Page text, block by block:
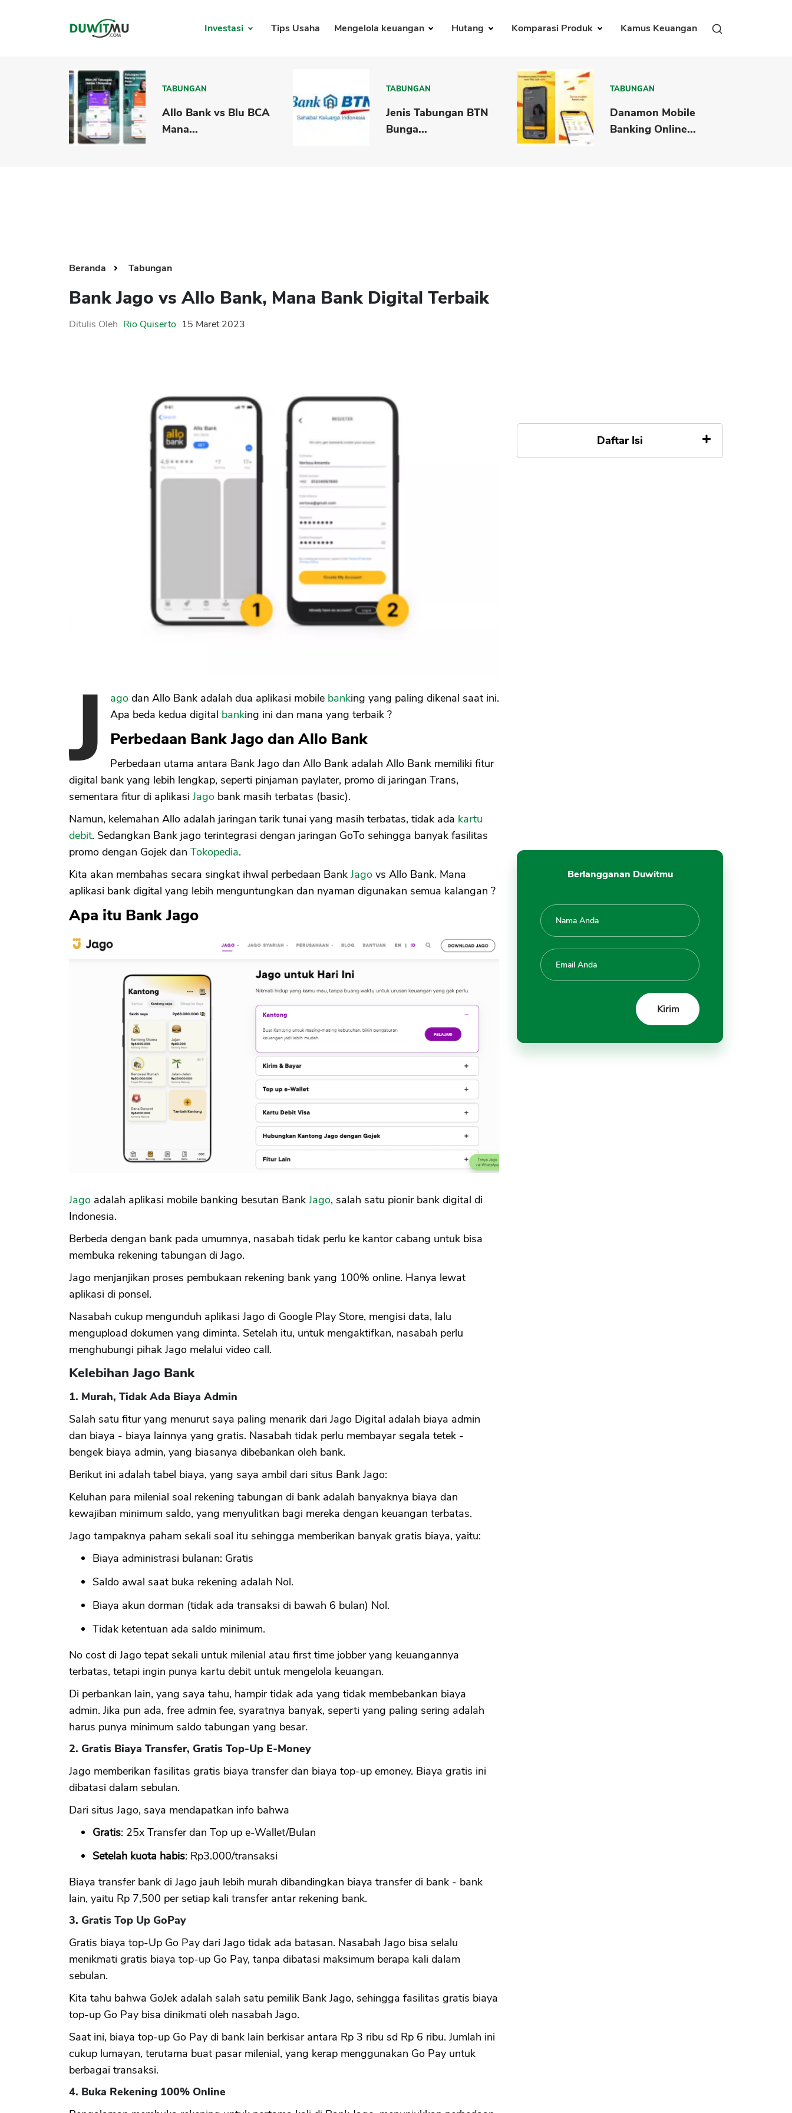
Investasi Tips Usaha Mengelola keuangan Hutang Komparasi Produk Kamus Keuangan
TABUNGAN
Allo Bank vs Blu BCA
Mana...
TABUNGAN
Jenis Tabungan BTN
Bunga...
TABUNGAN
Danamon Mobile
Banking Online...
Beranda Tabungan
Bank Jago vs Allo Bank, Mana Bank Digital Terbaik
Ditulis Oleh Rio Quiserto 15 Maret 2023
J ago dan Allo Bank adalah dua aplikasi mobile banking yang paling dikenal saat ini.
Apa beda kedua digital banking ini dan mana yang terbaik ?
Perbedaan Bank Jago dan Allo Bank
Perbedaan utama antara Bank Jago dan Allo Bank adalah Allo Bank memiliki fitur
digital bank yang lebih lengkap, seperti pinjaman paylater, promo di jaringan Trans,
sementara fitur di aplikasi Jago bank masih terbatas (basic).
Namun, kelemahan Allo adalah jaringan tarik tunai yang masih terbatas, tidak ada kartu
debit. Sedangkan Bank jago terintegrasi dengan jaringan GoTo sehingga banyak fasilitas
promo dengan Gojek dan Tokopedia.
Kita akan membahas secara singkat ihwal perbedaan Bank Jago vs Allo Bank. Mana
aplikasi bank digital yang lebih menguntungkan dan nyaman digunakan semua kalangan ?
Apa itu Bank Jago
Jago adalah aplikasi mobile banking besutan Bank Jago, salah satu pionir bank digital di
Indonesia.
Berbeda dengan bank pada umumnya, nasabah tidak perlu ke kantor cabang untuk bisa
membuka rekening tabungan di Jago.
Jago menjanjikan proses pembukaan rekening bank yang 100% online. Hanya lewat
aplikasi di ponsel.
Nasabah cukup mengunduh aplikasi Jago di Google Play Store, mengisi data, lalu
mengupload dokumen yang diminta. Setelah itu, untuk mengaktifkan, nasabah perlu
menghubungi pihak Jago melalui video call.
Kelebihan Jago Bank
1. Murah, Tidak Ada Biaya Admin
Salah satu fitur yang menurut saya paling menarik dari Jago Digital adalah biaya admin
dan biaya - biaya lainnya yang gratis. Nasabah tidak perlu membayar segala tetek -
bengek biaya admin, yang biasanya dibebankan oleh bank.
Berikut ini adalah tabel biaya, yang saya ambil dari situs Bank Jago:
Keluhan para milenial soal rekening tabungan di bank adalah banyaknya biaya dan
kewajiban minimum saldo, yang menyulitkan bagi mereka dengan keuangan terbatas.
Jago tampaknya paham sekali soal itu sehingga memberikan banyak gratis biaya, yaitu:
Biaya administrasi bulanan: Gratis
Saldo awal saat buka rekening adalah Nol.
Biaya akun dorman (tidak ada transaksi di bawah 6 bulan) Nol.
Tidak ketentuan ada saldo minimum.
No cost di Jago tepat sekali untuk milenial atau first time jobber yang keuangannya
terbatas, tetapi ingin punya kartu debit untuk mengelola keuangan.
Di perbankan lain, yang saya tahu, hampir tidak ada yang tidak membebankan biaya
admin. Jika pun ada, free admin fee, syaratnya banyak, seperti yang paling sering adalah
harus punya minimum saldo tabungan yang besar.
2. Gratis Biaya Transfer, Gratis Top-Up E-Money
Jago memberikan fasilitas gratis biaya transfer dan biaya top-up emoney. Biaya gratis ini
dibatasi dalam sebulan.
Dari situs Jago, saya mendapatkan info bahwa
Gratis: 25x Transfer dan Top up e-Wallet/Bulan
Setelah kuota habis: Rp3.000/transaksi
Biaya transfer bank di Jago jauh lebih murah dibandingkan biaya transfer di bank - bank
lain, yaitu Rp 7,500 per setiap kali transfer antar rekening bank.
3. Gratis Top Up GoPay
Gratis biaya top-Up Go Pay dari Jago tidak ada batasan. Nasabah Jago bisa selalu
menikmati gratis biaya top-up Go Pay, tanpa dibatasi maksimum berapa kali dalam
sebulan.
Kita tahu bahwa GoJek adalah salah satu pemilik Bank Jago, sehingga fasilitas gratis biaya
top-up Go Pay bisa dinikmati oleh nasabah Jago.
Saat ini, biaya top-up Go Pay di bank lain berkisar antara Rp 3 ribu sd Rp 6 ribu. Jumlah ini
cukup lumayan, terutama buat pasar milenial, yang kerap menggunakan Go Pay untuk
berbagai transaksi.
4. Buka Rekening 100% Online
Daftar Isi
Berlangganan Duwitmu